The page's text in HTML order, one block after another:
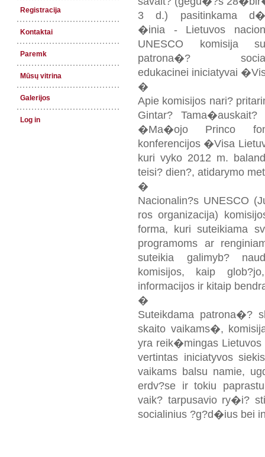
Registracija
Kontaktai
Paremk
Mūsų vitrina
Galerijos
Log in
3 d.) pasitinkama
�inia - Lietuvos
UNESCO komisija
patrona�?
edukacinei iniciatyvai
�
Apie komisijos nari?
Gintar?
�Ma�ojo Princo
konferencijos �Visa
kuri vyko 2012 m.
teisi? dien?, atidarymo
�
Nacionalin?s UNESCO
ros organizacija)
forma, kuri suteikiama
programoms ar
suteikia galimyb?
komisijos, kaip
informacijos ir kitaip
�
Suteikdama patrona�?
skaito vaikams�,
yra reik�mingas Lietuvos
vertintas iniciatyvos
vaikams balsu namie,
erdv?se ir tokiu
vaik? tarpusavio ry�i?
socialinius ?g?d�ius bei